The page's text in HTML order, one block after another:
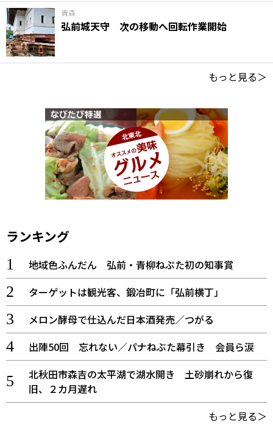
青森
弘前城天守 次の移動へ回転作業開始
もっと見る＞
ランキング
地域色ふんだん 弘前・青柳ねぷた初の知事賞
ターゲットは観光客、鍛冶町に「弘前横丁」
メロン酵母で仕込んだ日本酒発売／つがる
出陣50回 忘れない／パナねぶた幕引き 会員ら涙
北秋田市森吉の太平湖で湖水開き 土砂崩れから復
旧、２カ月遅れ
もっと見る＞